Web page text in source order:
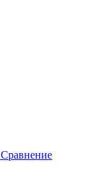
Сравнение